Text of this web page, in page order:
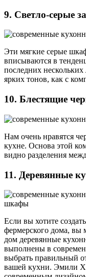
9. Светло-серые
Эти мягкие серые
вписываются в
последних
ярких тонов, как с
10. Блестящие
Нам очень нравятся
кухне. Основа этой
видно разделения
11. Деревянные
Если вы хотите
фермерского дома, вы
дом деревянные
выполнены в
выбрать правильный
вашей кухни. Эмили